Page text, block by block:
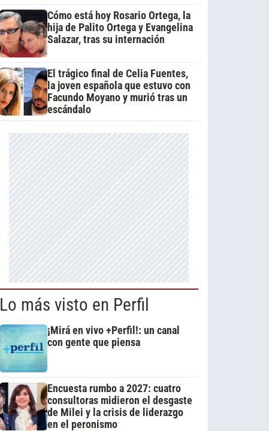
Cómo está hoy Rosario Ortega, la
hija de Palito Ortega y Evangelina
Salazar, tras su internación
El trágico final de Celia Fuentes,
la joven española que estuvo con
Facundo Moyano y murió tras un
escándalo
Lo más visto en Perfil
¡Mirá en vivo +Perfil!: un canal
con gente que piensa
Encuesta rumbo a 2027: cuatro
consultoras midieron el desgaste
de Milei y la crisis de liderazgo
en el peronismo